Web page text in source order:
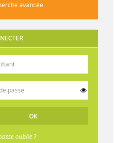
avancée
oublié ?